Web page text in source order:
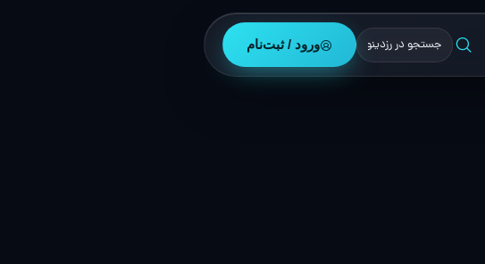
ورود / ثبت‌نام